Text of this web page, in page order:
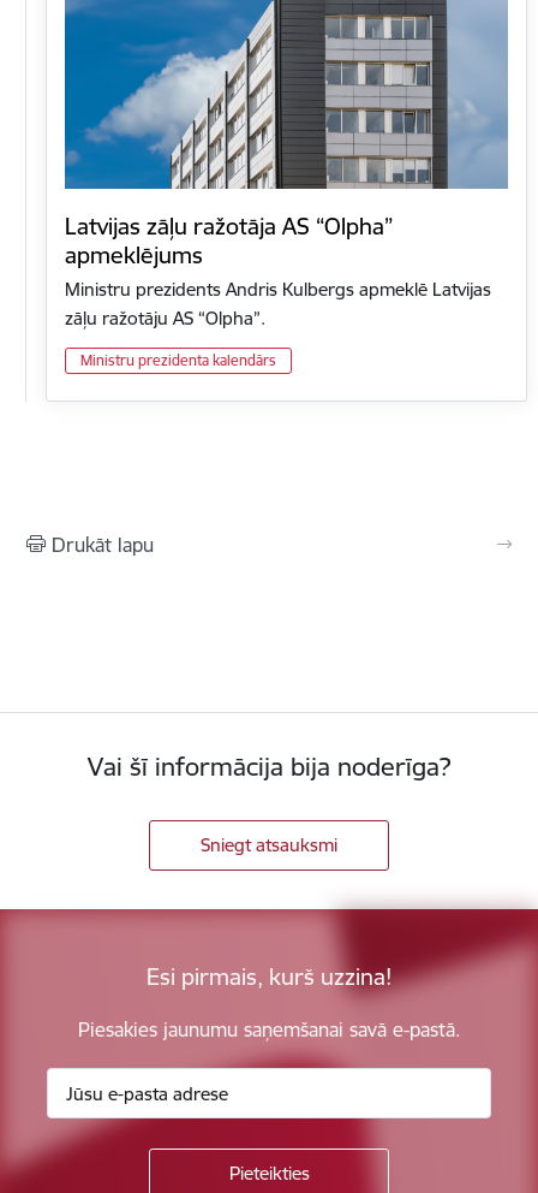
Latvijas zāļu ražotāja AS “Olpha”
apmeklējums
Ministru prezidents Andris Kulbergs apmeklē Latvijas
zāļu ražotāju AS “Olpha”.
Ministru prezidenta kalendārs
Drukāt lapu
Vai šī informācija bija noderīga?
Sniegt atsauksmi
Esi pirmais, kurš uzzina!
Piesakies jaunumu saņemšanai savā e-pastā.